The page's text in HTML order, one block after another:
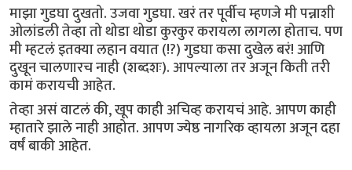
माझा गुडघा दुखतो. उजवा गुडघा. खरं तर पूर्वीच म्हणजे मी पन्नाशी
ओलांडली तेव्हा तो थोडा थोडा कुरकुर करायला लागला होताच. पण
मी म्हटलं इतक्या लहान वयात (!?) गुडघा कसा दुखेल बरं! आणि
दुखून चालणारच नाही (शब्दशः). आपल्याला तर अजून किती तरी
कामं करायची आहेत.
तेव्हा असं वाटलं की, खूप काही अचिव्ह करायचं आहे. आपण काही
म्हातारे झाले नाही आहोत. आपण ज्येष्ठ नागरिक व्हायला अजून दहा
वर्षं बाकी आहेत.